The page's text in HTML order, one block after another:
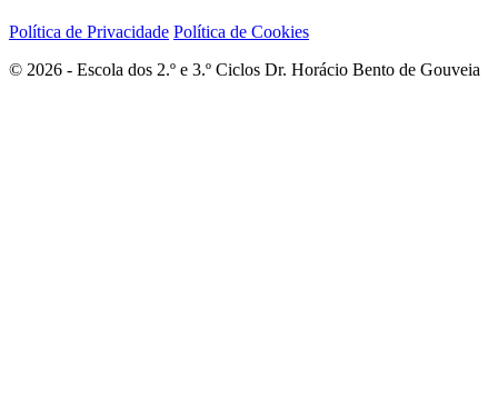
Política de Privacidade Política de Cookies
© 2026 - Escola dos 2.º e 3.º Ciclos Dr. Horácio Bento de Gouveia